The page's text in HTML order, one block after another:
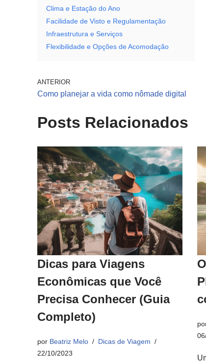
Clima e Estação do Ano
Facilidade de Visto e Regulamentação
Infraestrutura e Serviços
Flexibilidade e Opções de Acomodação
ANTERIOR
Como planejar a vida como nômade digital
Posts Relacionados
Dicas para Viagens
Econômicas que Você
Precisa Conhecer (Guia
Completo)
por Beatriz Melo
Dicas de Viagem
22/10/2023